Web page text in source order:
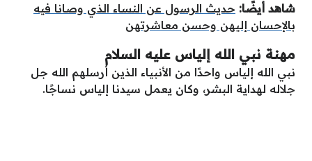
شاهد أيضًا: حديث الرسول عن النساء الذي وصانا فيه
بالإحسان إليهن وحسن معاشرتهن
مهنة نبي الله إلياس عليه السلام
نبي الله إلياس واحدًا من الأنبياء الذين أرسلهم الله جل
جلاله لهداية البشر، وكان يعمل سيدنا إلياس نساجًا.